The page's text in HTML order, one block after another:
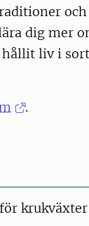
dig mer
hållit liv i
.